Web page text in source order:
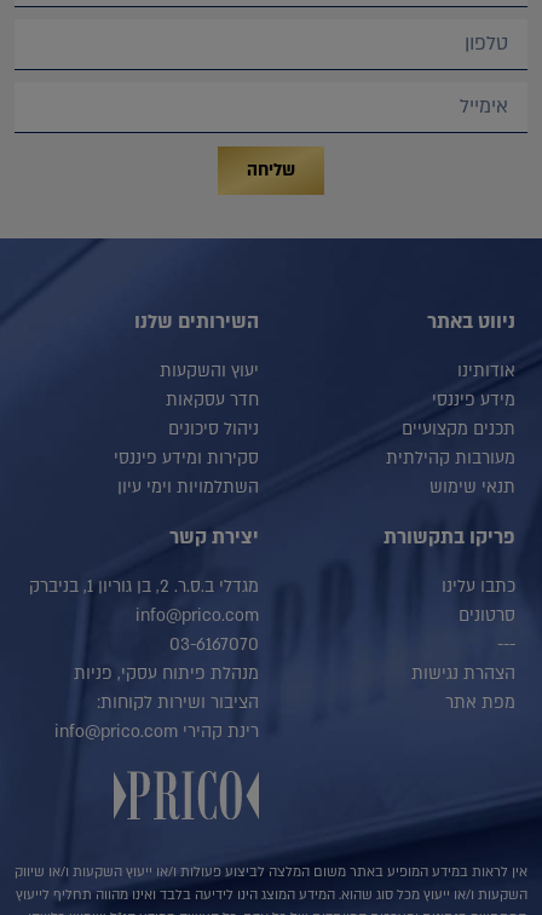
שליחה
ניווט באתר
אודותינו
מידע פיננסי
תכנים מקצועיים
מעורבות קהילתית
תנאי שימוש
השירותים שלנו
יעוץ והשקעות
חדר עסקאות
ניהול סיכונים
סקירות ומידע פיננסי
השתלמויות וימי עיון
פריקו בתקשורת
כתבו עלינו
סרטונים
---
הצהרת נגישות
מפת אתר
יצירת קשר
מגדלי ב.ס.ר. 2, בן גוריון 1, בניברק
info@prico.com
03-6167070
מנהלת פיתוח עסקי, פניות
הציבור ושירות לקוחות:
רינת קהירי info@prico.com
אין לראות במידע המופיע באתר משום המלצה לביצוע פעולות ו/או ייעוץ השקעות ו/או שיווק
השקעות ו/או ייעוץ מכל סוג שהוא. המידע המוצג הינו לידיעה בלבד ואינו מהווה תחליף לייעוץ